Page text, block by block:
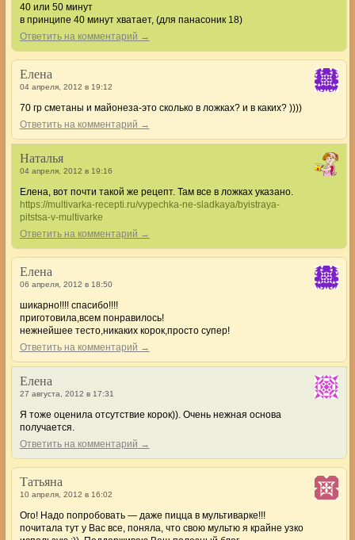
40 или 50 минут
в принципе 40 минут хватает, (для панасоник 18)
Ответить на комментарий →
Елена
04 апреля, 2012 в 19:12
70 гр сметаны и майонеза-это сколько в ложках? и в каких? ))))
Ответить на комментарий →
Наталья
04 апреля, 2012 в 19:16
Елена, вот почти такой же рецепт. Там все в ложках указано.
https://multivarka-recepti.ru/vypechka-ne-sladkaya/byistraya-
pitstsa-v-multivarke
Ответить на комментарий →
Елена
06 апреля, 2012 в 18:50
шикарно!!!! спасибо!!!!
приготовила,всем понравилось!
нежнейшее тесто,никаких корок,просто супер!
Ответить на комментарий →
Елена
27 августа, 2012 в 17:31
Я тоже оценила отсутствие корок)). Очень нежная основа
получается.
Ответить на комментарий →
Татьяна
10 апреля, 2012 в 16:02
Ого! Надо попробовать — даже пицца в мультиварке!!!
почитала тут у Вас все, поняла, что свою мультю я крайне узко